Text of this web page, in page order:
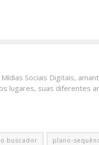
Sociais Digitais,
lugares, suas diferentes
o buscador plano-